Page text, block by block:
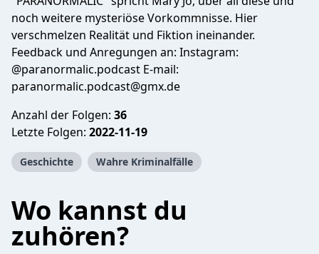
noch weitere mysteriöse Vorkommnisse. Hier
verschmelzen Realität und Fiktion ineinander.
Feedback und Anregungen an: Instagram:
@paranormalic.podcast E-mail:
paranormalic.podcast@gmx.de
Anzahl der Folgen: 36
Letzte Folgen: 2022-11-19
Geschichte Wahre Kriminalfälle
Wo kannst du
zuhören?